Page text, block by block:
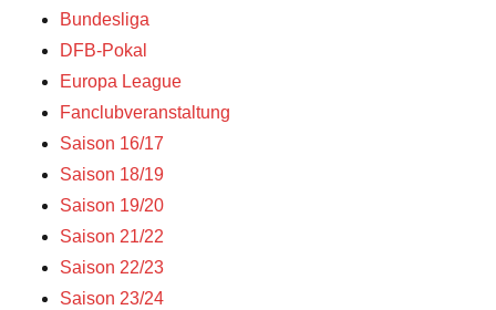
Bundesliga
DFB-Pokal
Europa League
Fanclubveranstaltung
Saison 16/17
Saison 18/19
Saison 19/20
Saison 21/22
Saison 22/23
Saison 23/24